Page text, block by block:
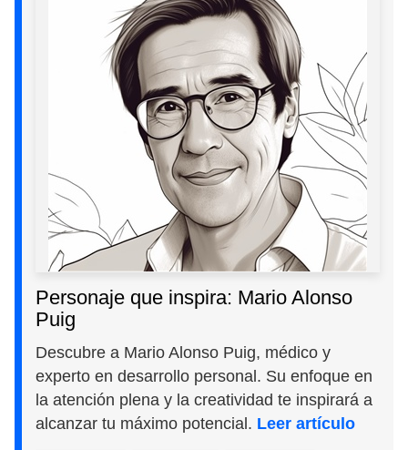
Personaje que inspira: Mario Alonso
Puig
Descubre a Mario Alonso Puig, médico y
experto en desarrollo personal. Su enfoque en
la atención plena y la creatividad te inspirará a
alcanzar tu máximo potencial. Leer artículo